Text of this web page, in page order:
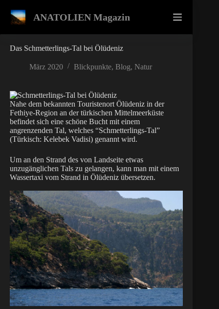
Inhalt
springen
ANATOLIEN Magazin
Das Schmetterlings-Tal bei Ölüdeniz
März 2020 Blickpunkte, Blog, Natur
Nahe dem bekannten Touristenort Ölüdeniz in der
Fethiye-Region an der türkischen Mittelmeerküste
befindet sich eine schöne Bucht mit einem
angrenzenden Tal, welches “Schmetterlings-Tal”
(Türkisch: Kelebek Vadisi) genannt wird.
Um an den Strand des von Landseite etwas
unzugänglichen Tals zu gelangen, kann man mit einem
Wassertaxi vom Strand in Ölüdeniz übersetzen.